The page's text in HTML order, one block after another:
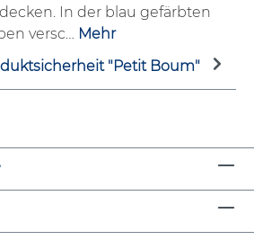
In der blau gefärbten
versc… Mehr
"Petit Boum"